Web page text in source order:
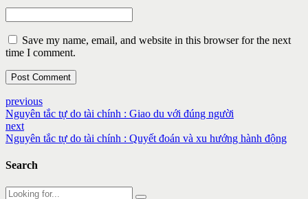
Save my name, email, and website in this browser for the next
time I comment.
Post Comment
previous
Nguyên tắc tự do tài chính : Giao du với đúng người
next
Nguyên tắc tự do tài chính : Quyết đoán và xu hướng hành động
Search